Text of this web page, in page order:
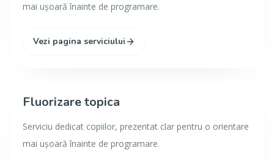
mai ușoară înainte de programare.
Vezi pagina serviciului
Fluorizare topica
Serviciu dedicat copiilor, prezentat clar pentru o orientare
mai ușoară înainte de programare.